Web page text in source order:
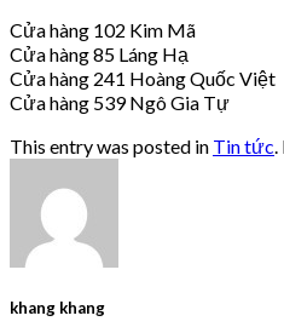
Cửa hàng 102 Kim Mã
Cửa hàng 85 Láng Hạ
Cửa hàng 241 Hoàng Quốc Việt
Cửa hàng 539 Ngô Gia Tự
This entry was posted in Tin tức
khang khang